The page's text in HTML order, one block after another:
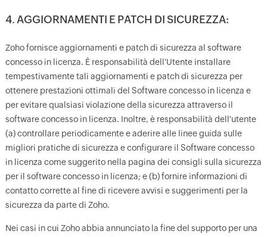
4. AGGIORNAMENTI E PATCH DI SICUREZZA:
Zoho fornisce aggiornamenti e patch di sicurezza al software
concesso in licenza. È responsabilità dell'Utente installare
tempestivamente tali aggiornamenti e patch di sicurezza per
ottenere prestazioni ottimali del Software concesso in licenza e
per evitare qualsiasi violazione della sicurezza attraverso il
software concesso in licenza. Inoltre, è responsabilità dell'utente
(a) controllare periodicamente e aderire alle linee guida sulle
migliori pratiche di sicurezza e configurare il Software concesso
in licenza come suggerito nella pagina dei consigli sulla sicurezza
per il software concesso in licenza; e (b) fornire informazioni di
contatto corrette al fine di ricevere avvisi e suggerimenti per la
sicurezza da parte di Zoho.
Nei casi in cui Zoho abbia annunciato la fine del supporto per una